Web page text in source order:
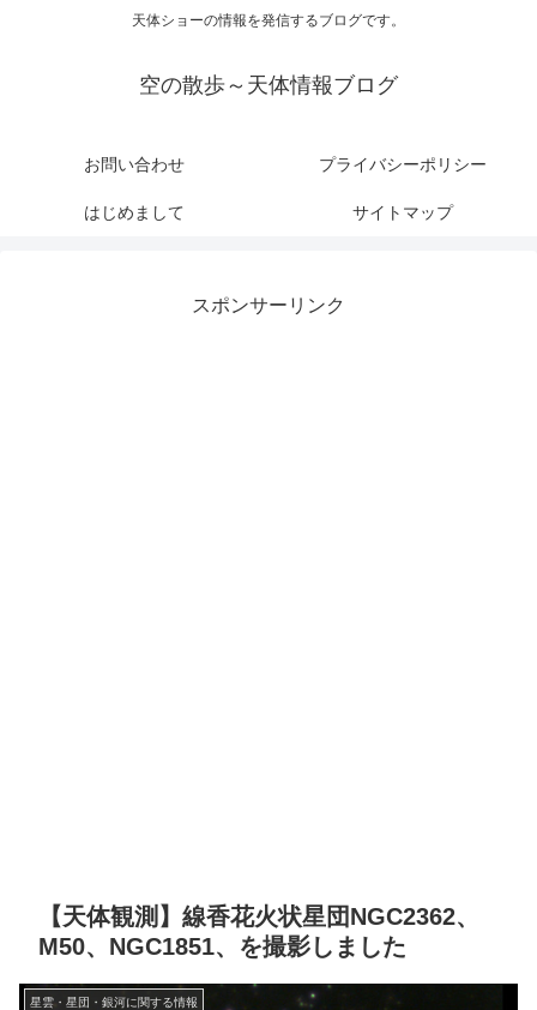
天体ショーの情報を発信するブログです。
空の散歩～天体情報ブログ
お問い合わせ プライバシーポリシー
はじめまして サイトマップ
スポンサーリンク
【天体観測】線香花火状星団NGC2362、
M50、NGC1851、を撮影しました
星雲・星団・銀河に関する情報